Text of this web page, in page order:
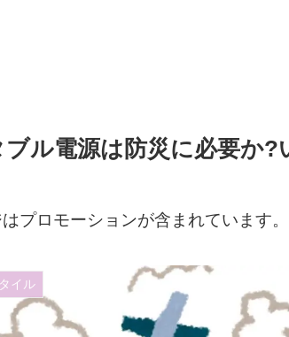
ル電源は防災に必要か
プロモーションが含まれています。
イル